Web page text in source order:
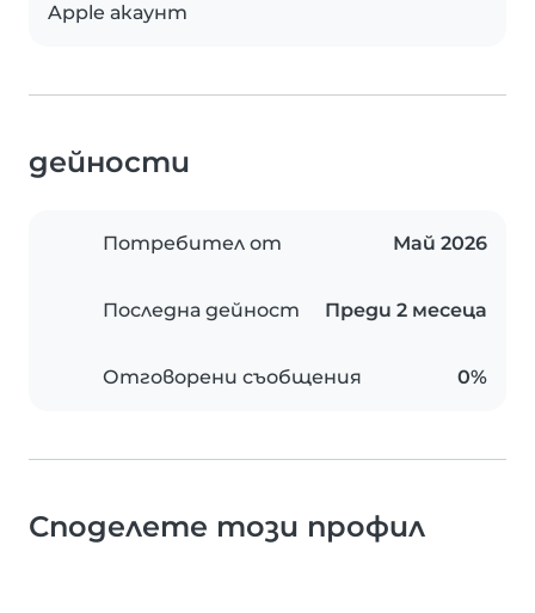
Apple акаунт
дейности
Потребител от Май 2026
Последна дейност Преди 2 месеца
Отговорени съобщения 0%
Споделете този профил